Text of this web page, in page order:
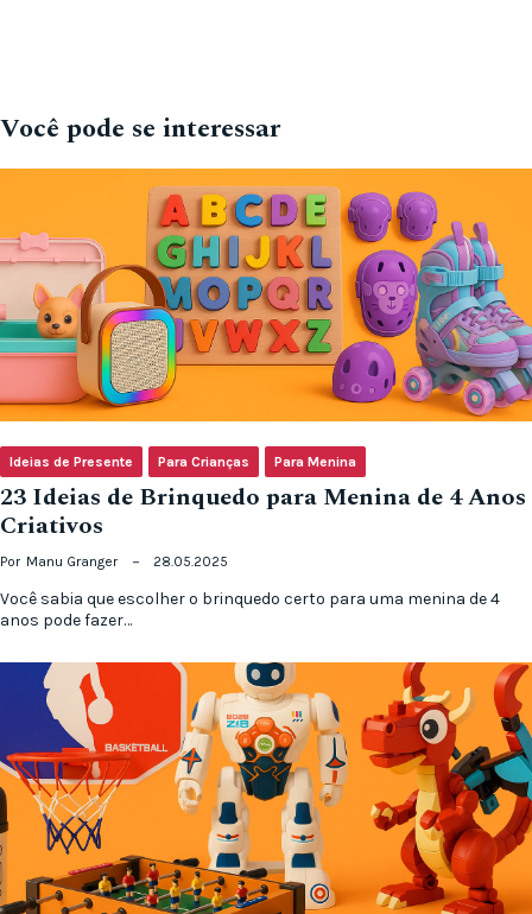
Você pode se interessar
Ideias de Presente Para Crianças Para Menina
23 Ideias de Brinquedo para Menina de 4 Anos
Criativos
Por Manu Granger 28.05.2025
Você sabia que escolher o brinquedo certo para uma menina de 4
anos pode fazer…